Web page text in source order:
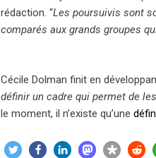
rédaction. “Les poursuivis sont
comparés aux grands groupes
Cécile Dolman finit en
définir un cadre qui permet de
le moment, il n’existe qu’une